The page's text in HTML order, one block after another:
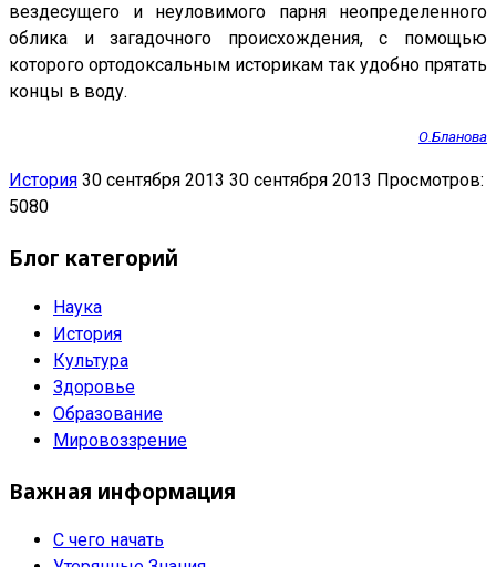
вездесущего и неуловимого парня неопределенного
облика и загадочного происхождения, с помощью
которого ортодоксальным историкам так удобно прятать
концы в воду.
О.Бланова
История 30 сентября 2013 30 сентября 2013 Просмотров:
5080
Блог категорий
Наука
История
Культура
Здоровье
Образование
Мировоззрение
Важная информация
С чего начать